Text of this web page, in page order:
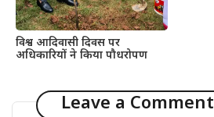
विश्व आदिवासी दिवस पर
अधिकारियों ने किया पौधरोपण
Leave a Comment